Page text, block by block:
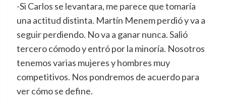
-Si Carlos se levantara, me parece que tomaría
una actitud distinta. Martín Menem perdió y va a
seguir perdiendo. No va a ganar nunca. Salió
tercero cómodo y entró por la minoría. Nosotros
tenemos varias mujeres y hombres muy
competitivos. Nos pondremos de acuerdo para
ver cómo se define.